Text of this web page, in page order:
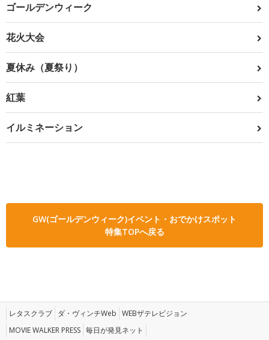
ゴールデンウィーク
花火大会
夏休み（夏祭り）
紅葉
イルミネーション
GW(ゴールデンウィーク)イベント・おでかけスポット
特集TOPへ戻る
レタスクラブ ダ・ヴィンチWeb WEBザテレビジョン
MOVIE WALKER PRESS 毎日が発見ネット